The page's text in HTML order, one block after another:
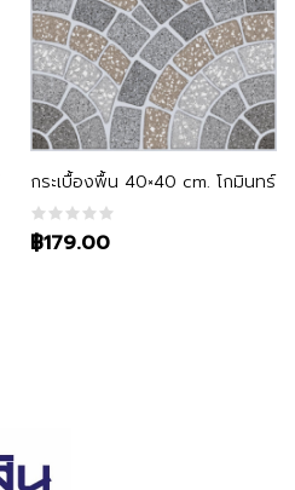
กระเบื้องพื้น 40×40 cm. โกมินทร์
฿179.00
หยิบใส่ตะกร้า